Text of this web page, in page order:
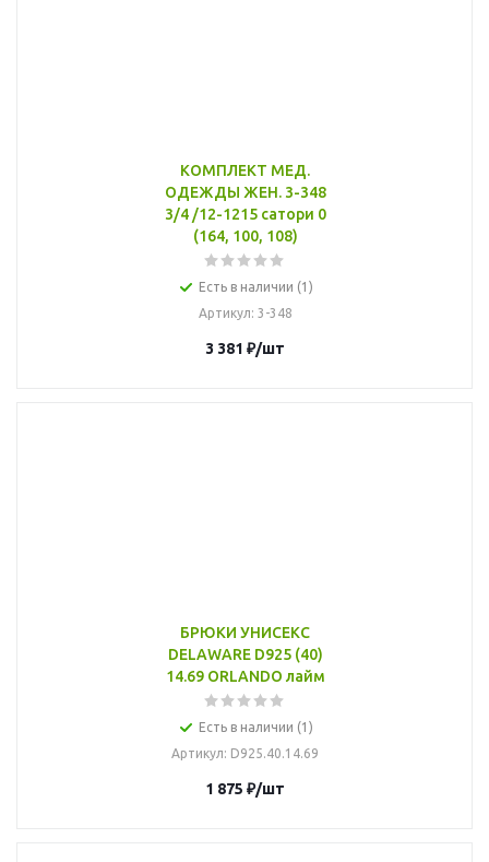
КОМПЛЕКТ МЕД.
ОДЕЖДЫ ЖЕН. 3-348
3/4 /12-1215 сатори 0
(164, 100, 108)
Есть в наличии (1)
Артикул: 3-348
3 381 ₽/шт
БРЮКИ УНИСЕКС
DELAWARE D925 (40)
14.69 ORLANDO лайм
Есть в наличии (1)
Артикул: D925.40.14.69
1 875 ₽/шт